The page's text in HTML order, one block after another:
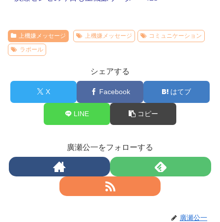
上機嫌メッセージ 上機嫌メッセージ
コミュニケーション
ラポール
シェアする
X Facebook はてブ
LINE コピー
廣瀬公一をフォローする
廣瀬公一